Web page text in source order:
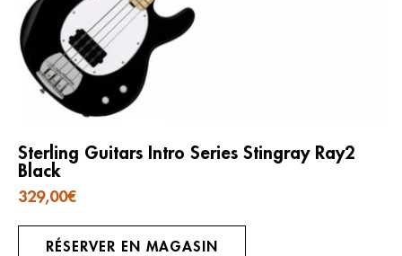
Sterling Guitars Intro Series Stingray Ray2
Black
329,00€
RÉSERVER EN MAGASIN